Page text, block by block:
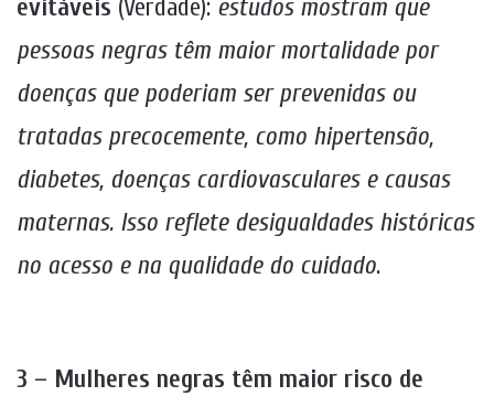
evitáveis (Verdade): estudos mostram que
pessoas negras têm maior mortalidade por
doenças que poderiam ser prevenidas ou
tratadas precocemente, como hipertensão,
diabetes, doenças cardiovasculares e causas
maternas. Isso reflete desigualdades históricas
no acesso e na qualidade do cuidado.
3 – Mulheres negras têm maior risco de